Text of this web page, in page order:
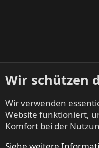
Wir schützen
Wir verwenden
Website funktioniert,
Komfort bei der